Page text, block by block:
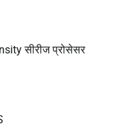
सीरीज प्रोसेसर